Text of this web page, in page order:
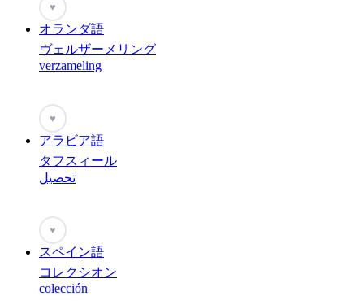
♥
オランダ語
ヴェルザーメリング
verzameling
♥
アラビア語
タフスィール
تحصيل
♥
スペイン語
コレクシオン
colección